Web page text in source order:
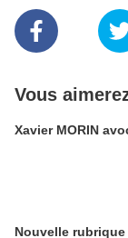
Vous
Xavier MORIN
Nouvelle